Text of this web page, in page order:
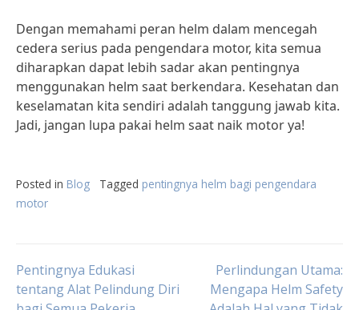
Dengan memahami peran helm dalam mencegah
cedera serius pada pengendara motor, kita semua
diharapkan dapat lebih sadar akan pentingnya
menggunakan helm saat berkendara. Kesehatan dan
keselamatan kita sendiri adalah tanggung jawab kita.
Jadi, jangan lupa pakai helm saat naik motor ya!
Posted in Blog Tagged pentingnya helm bagi pengendara
motor
Post
Pentingnya Edukasi
tentang Alat Pelindung Diri
Perlindungan Utama:
Mengapa Helm Safety